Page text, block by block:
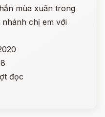
mùa xuân trong
nhánh chị em với
đọc